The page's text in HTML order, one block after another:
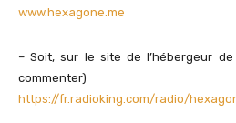
www.hexagone.me
– Soit, sur le site de l’hébergeur
commenter)
https://fr.radioking.com/radio/